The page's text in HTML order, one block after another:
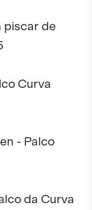
piscar de
Curva
- Palco
da Curva